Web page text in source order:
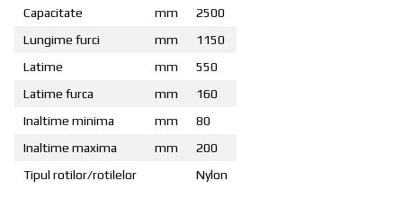
Capacitate mm
2500
Lungime furci
mm
1150
Latime
mm
550
Latime furca
mm
160
Inaltime minima
mm
80
Inaltime maxima
mm
200
Tipul rotilor/rotilelor
Nylon